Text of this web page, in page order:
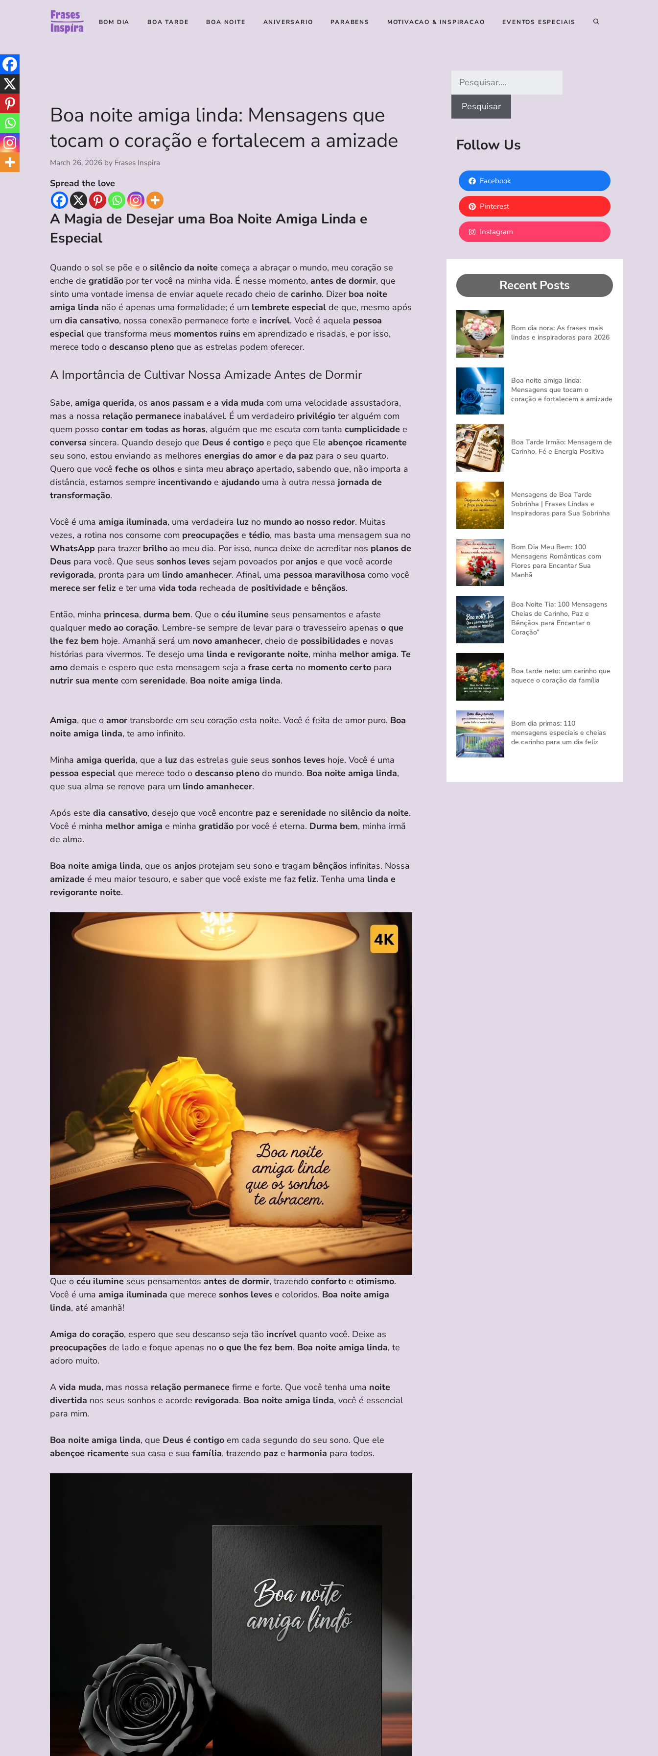
BOM DIA BOA TARDE BOA NOITE ANIVERSARIO PARABENS MOTIVACAO & INSPIRACAO EVENTOS ESPECIAIS
Boa noite amiga linda: Mensagens que
tocam o coração e fortalecem a amizade
March 26, 2026 by Frases Inspira
Spread the love
A Magia de Desejar uma Boa Noite Amiga Linda e
Especial
Quando o sol se põe e o silêncio da noite começa a abraçar o mundo, meu coração se
enche de gratidão por ter você na minha vida. É nesse momento, antes de dormir, que
sinto uma vontade imensa de enviar aquele recado cheio de carinho. Dizer boa noite
amiga linda não é apenas uma formalidade; é um lembrete especial de que, mesmo após
um dia cansativo, nossa conexão permanece forte e incrível. Você é aquela pessoa
especial que transforma meus momentos ruins em aprendizado e risadas, e por isso,
merece todo o descanso pleno que as estrelas podem oferecer.
A Importância de Cultivar Nossa Amizade Antes de Dormir
Sabe, amiga querida, os anos passam e a vida muda com uma velocidade assustadora,
mas a nossa relação permanece inabalável. É um verdadeiro privilégio ter alguém com
quem posso contar em todas as horas, alguém que me escuta com tanta cumplicidade e
conversa sincera. Quando desejo que Deus é contigo e peço que Ele abençoe ricamente
seu sono, estou enviando as melhores energias do amor e da paz para o seu quarto.
Quero que você feche os olhos e sinta meu abraço apertado, sabendo que, não importa a
distância, estamos sempre incentivando e ajudando uma à outra nessa jornada de
transformação.
Você é uma amiga iluminada, uma verdadeira luz no mundo ao nosso redor. Muitas
vezes, a rotina nos consome com preocupações e tédio, mas basta uma mensagem sua no
WhatsApp para trazer brilho ao meu dia. Por isso, nunca deixe de acreditar nos planos de
Deus para você. Que seus sonhos leves sejam povoados poranjos e que você acorde
revigorada, pronta para um lindo amanhecer. Afinal, uma pessoa maravilhosa como você
merece ser feliz e ter uma vida toda recheada de positividade e bênçãos.
Então, minha princesa, durma bem. Que o céu ilumine seus pensamentos e afaste
qualquer medo ao coração. Lembre-se sempre de levar para o travesseiro apenas o que
lhe fez bem hoje. Amanhã será um novo amanhecer, cheio de possibilidades e novas
histórias para vivermos. Te desejo uma linda e revigorante noite, minha melhor amiga. Te
amo demais e espero que esta mensagem seja a frase certa no momento certo para
nutrir sua mente com serenidade. Boa noite amiga linda.
Amiga, que o amor transborde em seu coração esta noite. Você é feita de amor puro. Boa
noite amiga linda, te amo infinito.
Minha amiga querida, que a luz das estrelas guie seus sonhos leves hoje. Você é uma
pessoa especial que merece todo o descanso pleno do mundo. Boa noite amiga linda,
que sua alma se renove para um lindo amanhecer.
Após este dia cansativo, desejo que você encontre paz e serenidade no silêncio da noite.
Você é minha melhor amiga e minha gratidão por você é eterna. Durma bem, minha irmã
de alma.
Boa noite amiga linda, que os anjos protejam seu sono e tragam bênçãos infinitas. Nossa
amizade é meu maior tesouro, e saber que você existe me faz feliz. Tenha uma linda e
revigorante noite.
Que o céu ilumine seus pensamentos antes de dormir, trazendo conforto e otimismo.
Você é uma amiga iluminada que merece sonhos leves e coloridos. Boa noite amiga
linda, até amanhã!
Amiga do coração, espero que seu descanso seja tão incrível quanto você. Deixe as
preocupações de lado e foque apenas no o que lhe fez bem. Boa noite amiga linda, te
adoro muito.
A vida muda, mas nossa relação permanece firme e forte. Que você tenha uma noite
divertida nos seus sonhos e acorde revigorada. Boa noite amiga linda, você é essencial
para mim.
Boa noite amiga linda, que Deus é contigo em cada segundo do seu sono. Que ele
abençoe ricamente sua casa e sua família, trazendo paz e harmonia para todos.
Pesquisar
Follow Us
Facebook
Pinterest
Instagram
Recent Posts
Bom dia nora: As frases mais
lindas e inspiradoras para 2026
Boa noite amiga linda:
Mensagens que tocam o
coração e fortalecem a amizade
Boa Tarde Irmão: Mensagem de
Carinho, Fé e Energia Positiva
Mensagens de Boa Tarde
Sobrinha | Frases Lindas e
Inspiradoras para Sua Sobrinha
Bom Dia Meu Bem: 100
Mensagens Românticas com
Flores para Encantar Sua
Manhã
Boa Noite Tia: 100 Mensagens
Cheias de Carinho, Paz e
Bênçãos para Encantar o
Coração”
Boa tarde neto: um carinho que
aquece o coração da família
Bom dia primas: 110
mensagens especiais e cheias
de carinho para um dia feliz